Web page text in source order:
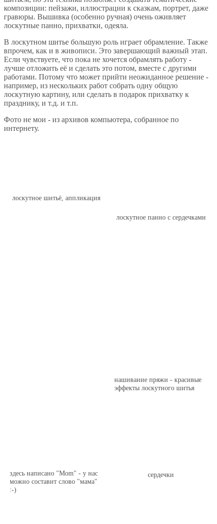
композиции: пейзажи, иллюстрации к сказкам, портрет, даже
гравюры. Вышивка (особенно ручная) очень оживляет
лоскутные панно, прихватки, одеяла.
В лоскутном шитье большую роль играет обрамление. Также
впрочем, как и в живописи. Это завершающий важный этап.
Если чувствуете, что пока не хочется обрамлять работу -
лучше отложить её и сделать это потом, вместе с другими
работами. Потому что может прийти неожиданное решение -
например, из нескольких работ собрать одну общую
лоскутную картину, или сделать в подарок прихватку к
празднику, и т.д. и т.п.
Фото не мои - из архивов компьютера, собранное по
интернету.
лоскутное шитьё, аппликация
лоскутное панно с сердечками
нашивание пряжи - красивые
эффекты лоскутного шитья
здесь написано "Mom" - у нас
можно составит слово "мама"
:-)
сердечки